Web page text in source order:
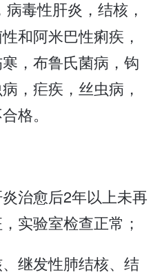
毒性肝炎，结核，
和阿米巴性痢疾，
，布鲁氏菌病，钩
，疟疾，丝虫病，
格。
炎治愈后2年以上未再
实验室检查正常；
、继发性肺结核、结